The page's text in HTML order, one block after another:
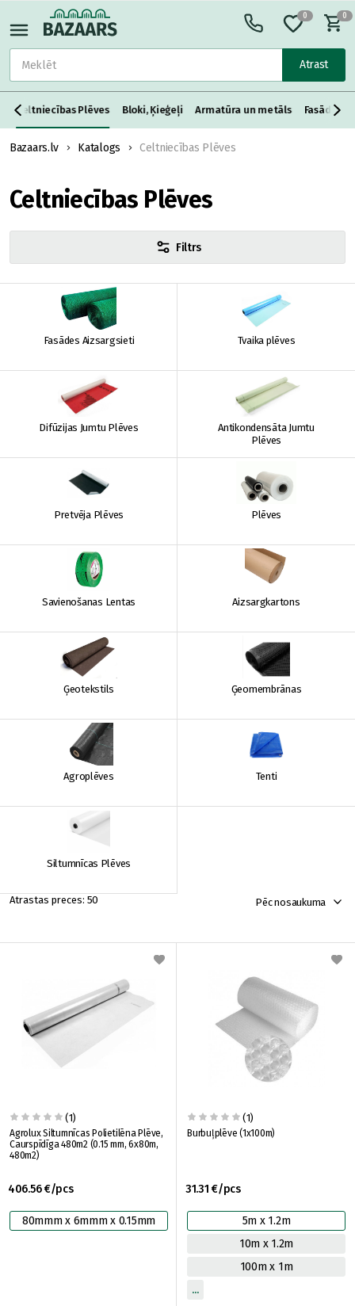
Atrast
0 0
Celtniecības Plēves Bloki, Ķieģeļi Armatūra un metāls Fasādes
Bazaars.lv Katalogs Celtniecības Plēves
Celtniecības Plēves
Filtrs
Fasādes Aizsargsieti Tvaika plēves
Difūzijas Jumtu Plēves
Antikondensāta Jumtu
Plēves
Pretvēja Plēves Plēves
Savienošanas Lentas Aizsargkartons
Ģeotekstils Ģeomembrānas
Agroplēves Tenti
Siltumnīcas Plēves
50 Pēc nosaukuma
(1)
Agrolux Siltumnīcas Polietilēna Plēve,
Caurspīdīga 480m2 (0.15 mm, 6x80m,
480m2)
406.56 €/pcs
80mmm x 6mmm x 0.15mm
(1)
Burbuļplēve (1x100m)
31.31 €/pcs
5m x 1.2m
10m x 1.2m
100m x 1m